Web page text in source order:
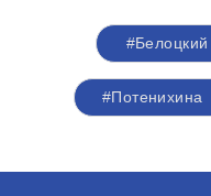
#Белоцкий
#Потенихина